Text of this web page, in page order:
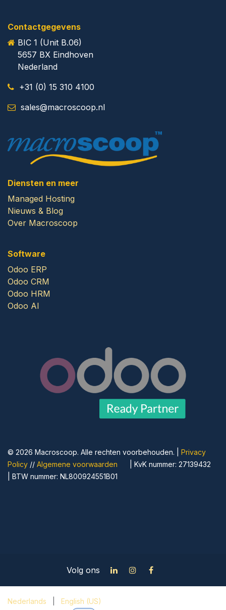
Contactgegevens
​BIC 1 (Unit B.06)
5657 BX Eindhoven
​Nederland
+31 (0) 15 310 4100
sales@macroscoop.nl
Diensten en meer
Managed Hosting
Nieuws & Blog
Over Macroscoop
Software
Odoo ERP
Odoo CRM
Odoo HRM
Odoo AI
© 2026 Macroscoop. Alle rechten voorbehouden. | ​ Privacy
Policy // Algemene voorwaarden
​| KvK nummer: 27139432
| BTW nummer: NL800924551B01
Volg ons
Nederlands
English (US)